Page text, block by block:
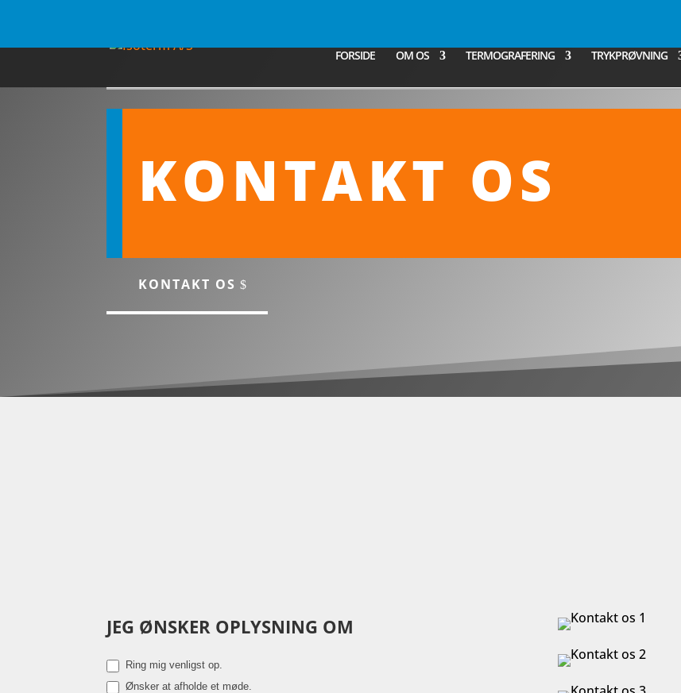
FORSIDE
OM OS TERMOGRAFERING TRYKPRØVNING
KONTAKT OS
KONTAKT OS
Kontakt
JEG ØNSKER OPLYSNING OM
Ring mig venligst op.
Ønsker at afholde et møde.